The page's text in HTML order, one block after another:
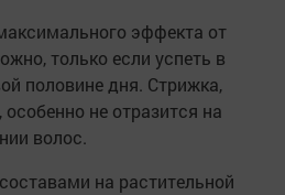
эффекта от
только если успеть в
половине дня. Стрижка,
не отразится на
волос.
на растительной